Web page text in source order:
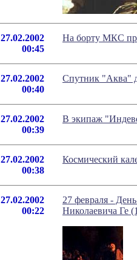
27.02.2002
00:45
На борту МКС
27.02.2002
00:40
Спутник "Аква"
27.02.2002
00:39
В экипаж
27.02.2002
00:38
Космический
27.02.2002
00:22
27 февраля -
Николаевича Ге